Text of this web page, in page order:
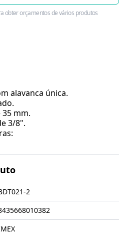
obter orçamentos de vários produtos
alavanca única.
mm.
3/8".
2